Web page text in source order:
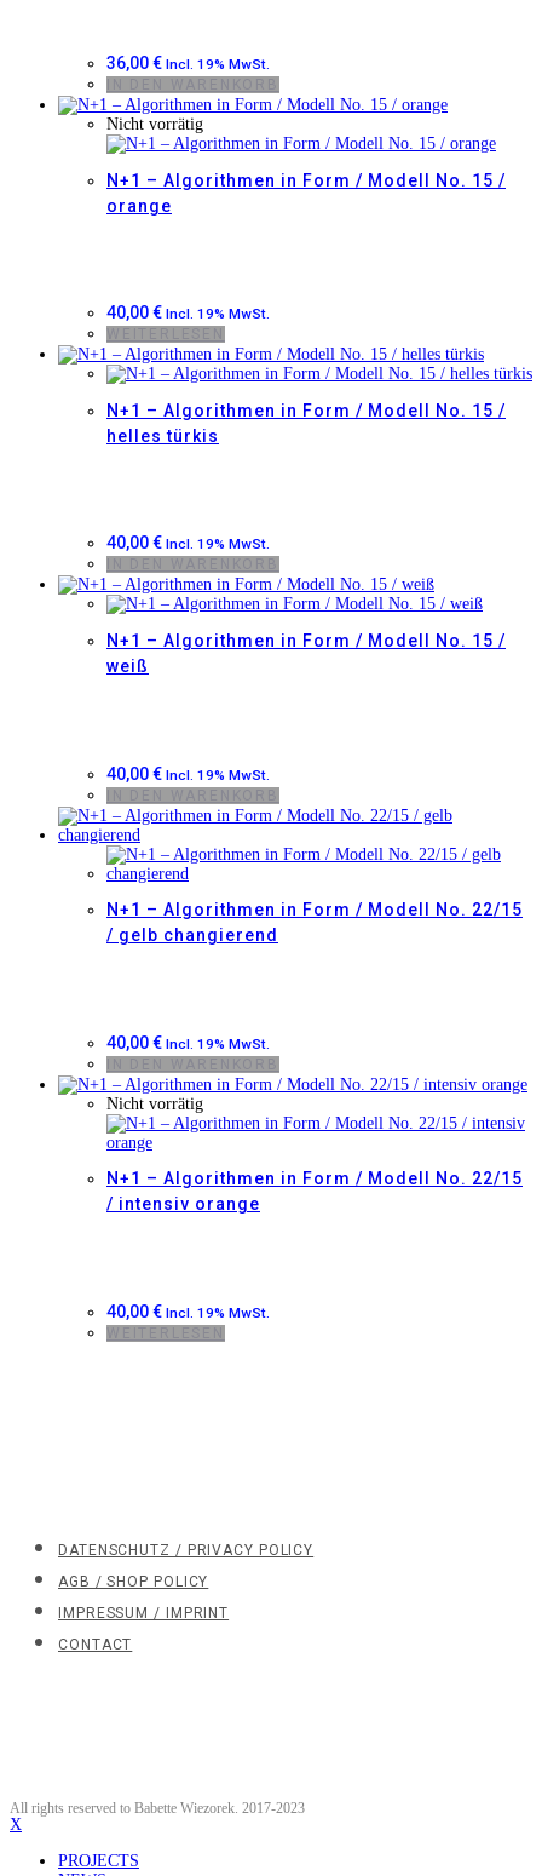
36,00€ Incl. 19% MwSt.
Nicht vorrätig
N+1 – Algorithmen in Form / Modell No. 15 /
orange
40,00€ Incl. 19% MwSt.
N+1 – Algorithmen in Form / Modell No. 15 /
helles türkis
40,00€ Incl. 19% MwSt.
N+1 – Algorithmen in Form / Modell No. 15 /
weiß
40,00€ Incl. 19% MwSt.
N+1 – Algorithmen in Form / Modell No. 22/15
/ gelb changierend
40,00€ Incl. 19% MwSt.
Nicht vorrätig
N+1 – Algorithmen in Form / Modell No. 22/15
/ intensiv orange
40,00€ Incl. 19% MwSt.
DATENSCHUTZ / PRIVACY POLICY
AGB / SHOP POLICY
IMPRESSUM / IMPRINT
CONTACT
All rights reserved to Babette Wiezorek. 2017-2023
X
PROJECTS